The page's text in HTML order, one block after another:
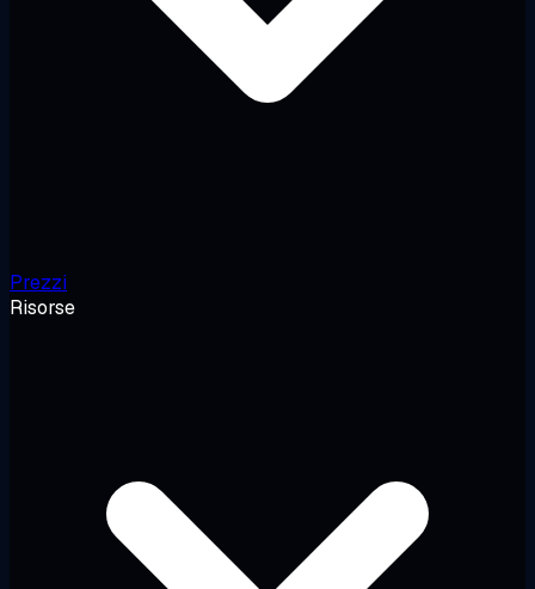
Prezzi
Risorse